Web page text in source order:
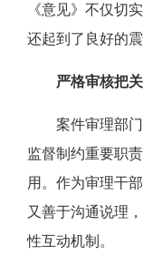
《意见》不仅切
还起到了良好的
严格审核把
案件审理部门
监督制约重要职
用。作为审理干
又善于沟通说理
性互动机制。